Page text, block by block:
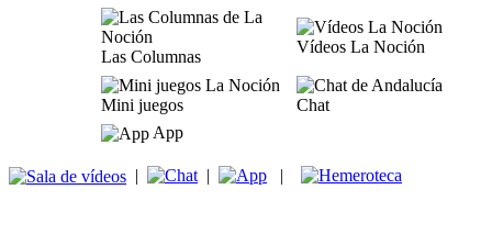
Las Columnas
Vídeos La Noción
Mini juegos
Chat
App
| | |